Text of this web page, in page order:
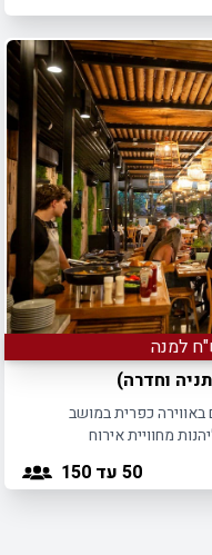
וחדרה)
באווירה כפרית במושב
מחוויית אירוח
50 עד 150